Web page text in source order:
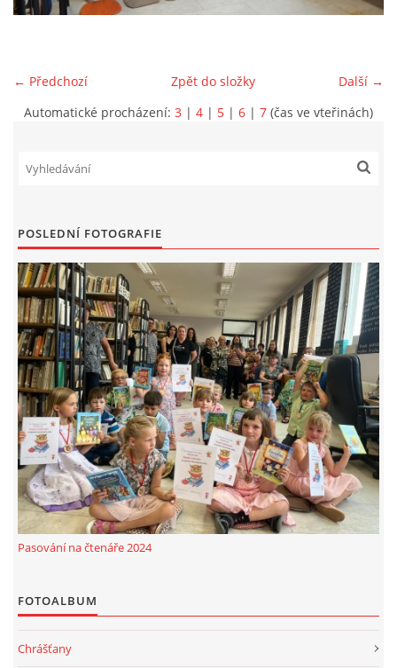
STREET ART
PROJEKT FLYNN "KNIHOVNA" CARSEN
E-KNIHY DO KAŽDÉ KNIHOVNY
GRANTY A DOTACE
MOBILNÍ APLIKACE
FREE WIFI
VÝZNAČNÍ RODÁCI
← Předchozí Další →
Zpět do složky
Automatické procházení: 3 | 4 | 5 | 6 | 7 (čas ve vteřinách)
POSLEDNÍ FOTOGRAFIE
Pasování na čtenáře 2024
FOTOALBUM
Chrášťany